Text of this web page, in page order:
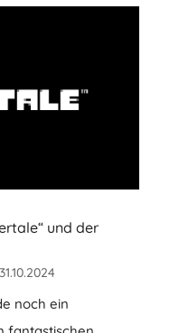
und der
31.10.2024
noch ein